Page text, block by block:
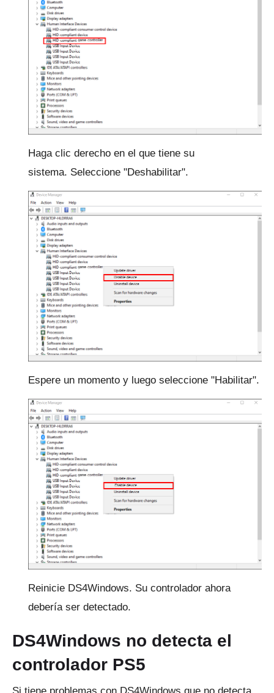
Haga clic derecho en el que tiene su
sistema. Seleccione "Deshabilitar".
Espere un momento y luego seleccione "Habilitar".
Reinicie DS4Windows. Su controlador ahora
debería ser detectado.
DS4Windows no detecta el
controlador PS5